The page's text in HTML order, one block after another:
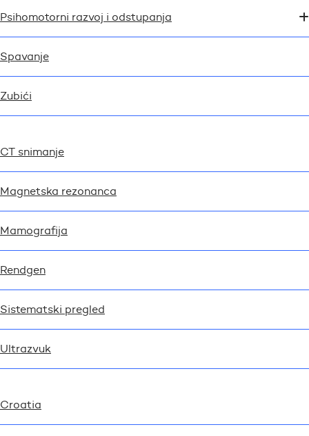
Psihomotorni razvoj i odstupanja
Spavanje
Zubići
CT snimanje
Magnetska rezonanca
Mamografija
Rendgen
Sistematski pregled
Ultrazvuk
Croatia